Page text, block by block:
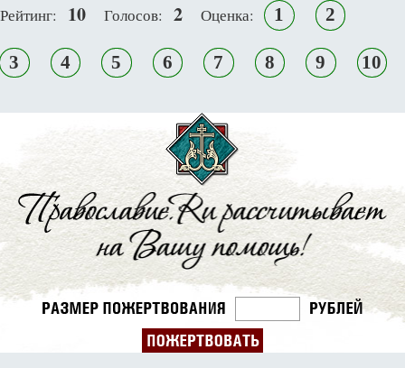
Рейтинг: 10 Голосов: 2 Оценка: 1 2
3 4 5 6 7 8 9 10